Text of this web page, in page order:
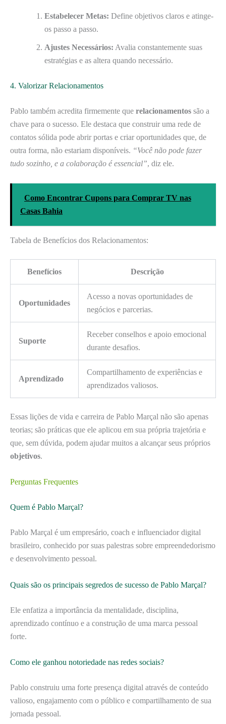
Estabelecer Metas: Define objetivos claros e atinge-
os passo a passo.
Ajustes Necessários: Avalia constantemente suas
estratégias e as altera quando necessário.
4. Valorizar Relacionamentos
Pablo também acredita firmemente que relacionamentos são a
chave para o sucesso. Ele destaca que construir uma rede de
contatos sólida pode abrir portas e criar oportunidades que, de
outra forma, não estariam disponíveis. “Você não pode fazer
tudo sozinho, e a colaboração é essencial”, diz ele.
Como Encontrar Cupons para Comprar TV nas
Casas Bahia
Tabela de Benefícios dos Relacionamentos:
Benefícios Descrição
Oportunidades
Acesso a novas oportunidades de
negócios e parcerias.
Suporte
Receber conselhos e apoio emocional
durante desafios.
Aprendizado
Compartilhamento de experiências e
aprendizados valiosos.
Essas lições de vida e carreira de Pablo Marçal não são apenas
teorias; são práticas que ele aplicou em sua própria trajetória e
que, sem dúvida, podem ajudar muitos a alcançar seus próprios
objetivos.
Perguntas Frequentes
Quem é Pablo Marçal?
Pablo Marçal é um empresário, coach e influenciador digital
brasileiro, conhecido por suas palestras sobre empreendedorismo
e desenvolvimento pessoal.
Quais são os principais segredos de sucesso de Pablo Marçal?
Ele enfatiza a importância da mentalidade, disciplina,
aprendizado contínuo e a construção de uma marca pessoal
forte.
Como ele ganhou notoriedade nas redes sociais?
Pablo construiu uma forte presença digital através de conteúdo
valioso, engajamento com o público e compartilhamento de sua
jornada pessoal.